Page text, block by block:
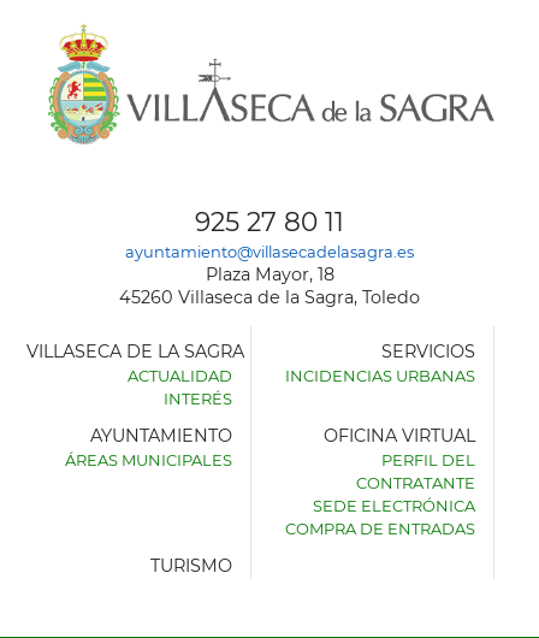
925 27 80 11
ayuntamiento@villasecadelasagra.es
Plaza Mayor, 18
45260 Villaseca de la Sagra, Toledo
AYUNTAMIENTO
VILLASECA DE LA SAGRA
ACTUALIDAD
INTERÉS
SERVICIOS
INCIDENCIAS URBANAS
AYUNTAMIENTO
ÁREAS MUNICIPALES
OFICINA VIRTUAL
PERFIL DEL
CONTRATANTE
SEDE ELECTRÓNICA
COMPRA DE ENTRADAS
TURISMO